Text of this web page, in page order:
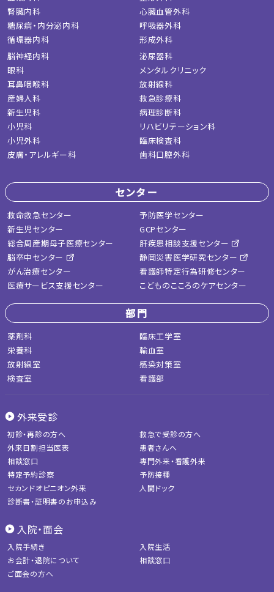
腎臓内科
糖尿病・内分泌内科
循環器内科
心臓血管外科
呼吸器外科
形成外科
脳神経内科
眼科
耳鼻咽喉科
産婦人科
新生児科
小児科
小児外科
皮膚・アレルギー科
泌尿器科
メンタルクリニック
放射線科
救急診療科
病理診断科
リハビリテーション科
臨床検査科
歯科口腔外科
センター
救命救急センター
新生児センター
総合周産期母子医療センター
脳卒中センター
がん治療センター
医療サービス支援センター
予防医学センター
GCPセンター
肝疾患相談支援センター
静岡災害医学研究センター
看護師特定行為研修センター
こどものこころのケアセンター
部門
薬剤科
栄養科
放射線室
検査室
臨床工学室
輸血室
感染対策室
看護部
外来受診
初診・再診の方へ
救急で受診の方へ
外来日割担当医表
患者さんへ
相談窓口
専門外来・看護外来
特定予約診察
予防接種
セカンドオピニオン外来
人間ドック
診断書・証明書のお申込み
入院・面会
入院手続き
入院生活
お会計・退院について
相談窓口
ご面会の方へ